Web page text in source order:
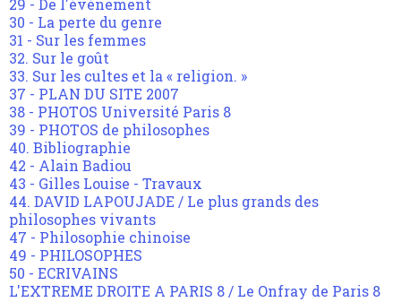
29 - De l'événement
30 - La perte du genre
31 - Sur les femmes
32. Sur le goût
33. Sur les cultes et la « religion. »
37 - PLAN DU SITE 2007
38 - PHOTOS Université Paris 8
39 - PHOTOS de philosophes
40. Bibliographie
42 - Alain Badiou
43 - Gilles Louise - Travaux
44. DAVID LAPOUJADE / Le plus grands des
philosophes vivants
47 - Philosophie chinoise
49 - PHILOSOPHES
50 - ECRIVAINS
L'EXTREME DROITE A PARIS 8 / Le Onfray de Paris 8